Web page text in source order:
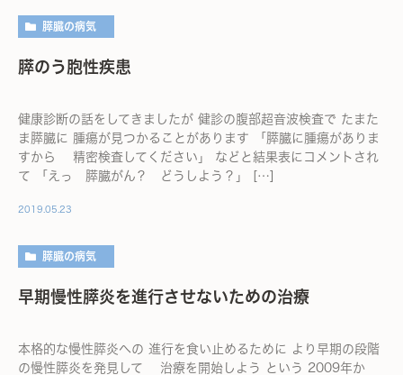
膵臓の病気
膵のう胞性疾患
健康診断の話をしてきましたが 健診の腹部超音波検査で たまた
ま膵臓に 腫瘍が見つかることがあります 「膵臓に腫瘍がありま
すから 精密検査してください」 などと結果表にコメントされ
て 「えっ 膵臓がん？ どうしよう？」 […]
2019.05.23
膵臓の病気
早期慢性膵炎を進行させないための治療
本格的な慢性膵炎への 進行を食い止めるために より早期の段階
の慢性膵炎を発見して 治療を開始しよう という 2009年か